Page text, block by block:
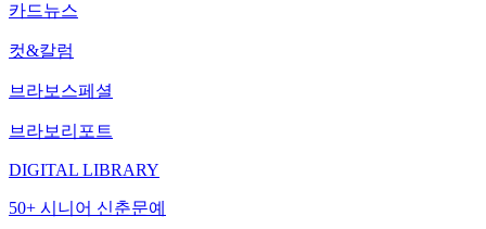
카드뉴스
컷&칼럼
브라보스페셜
브라보리포트
DIGITAL LIBRARY
50+ 시니어 신춘문예